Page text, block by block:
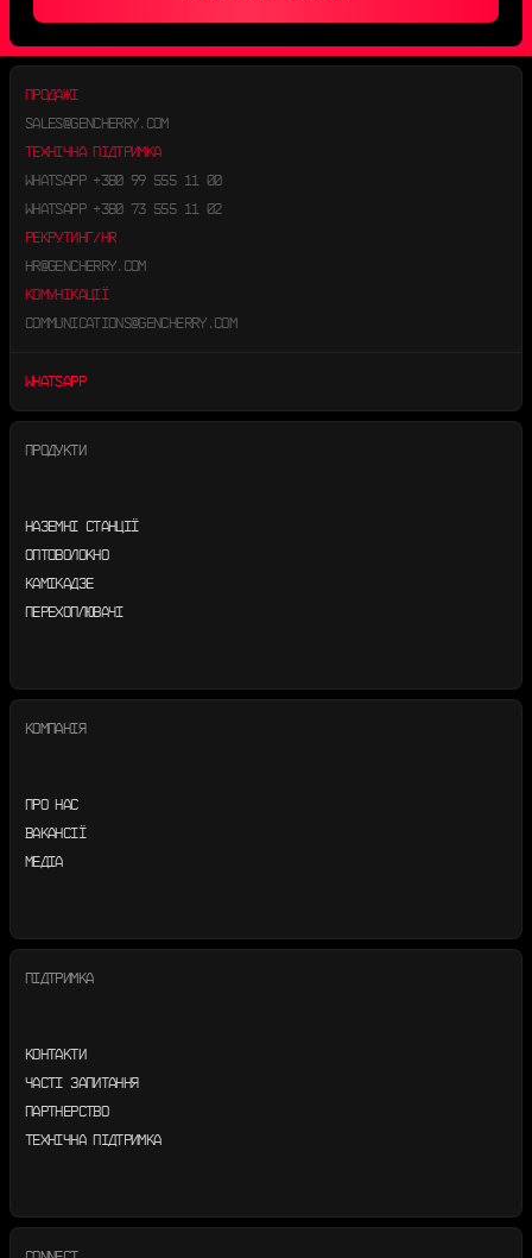
ПРОДУКТИ
НАЗЕМНІ СТАНЦІЇ
ОПТОВОЛОКНО
КАМІКАДЗЕ
ПЕРЕХОПЛЮВАЧІ
КОМПАНІЯ
ПРО НАС
ВАКАНСІЇ
МЕДІА
ПІДТРИМКА
КОНТАКТИ
ЧАСТІ ЗАПИТАННЯ
ПАРТНЕРСТВО
ТЕХНІЧНА ПІДТРИМКА
ПРОДАЖІ
SALES@GENCHERRY.COM
ТЕХНІЧНА ПІДТРИМКА
WHATSAPP +380 99 555 11 00
WHATSAPP +380 73 555 11 02
РЕКРУТИНГ/HR
HR@GENCHERRY.COM
КОМУНІКАЦІЇ
COMMUNICATIONS@GENCHERRY.COM
WHATSAPP